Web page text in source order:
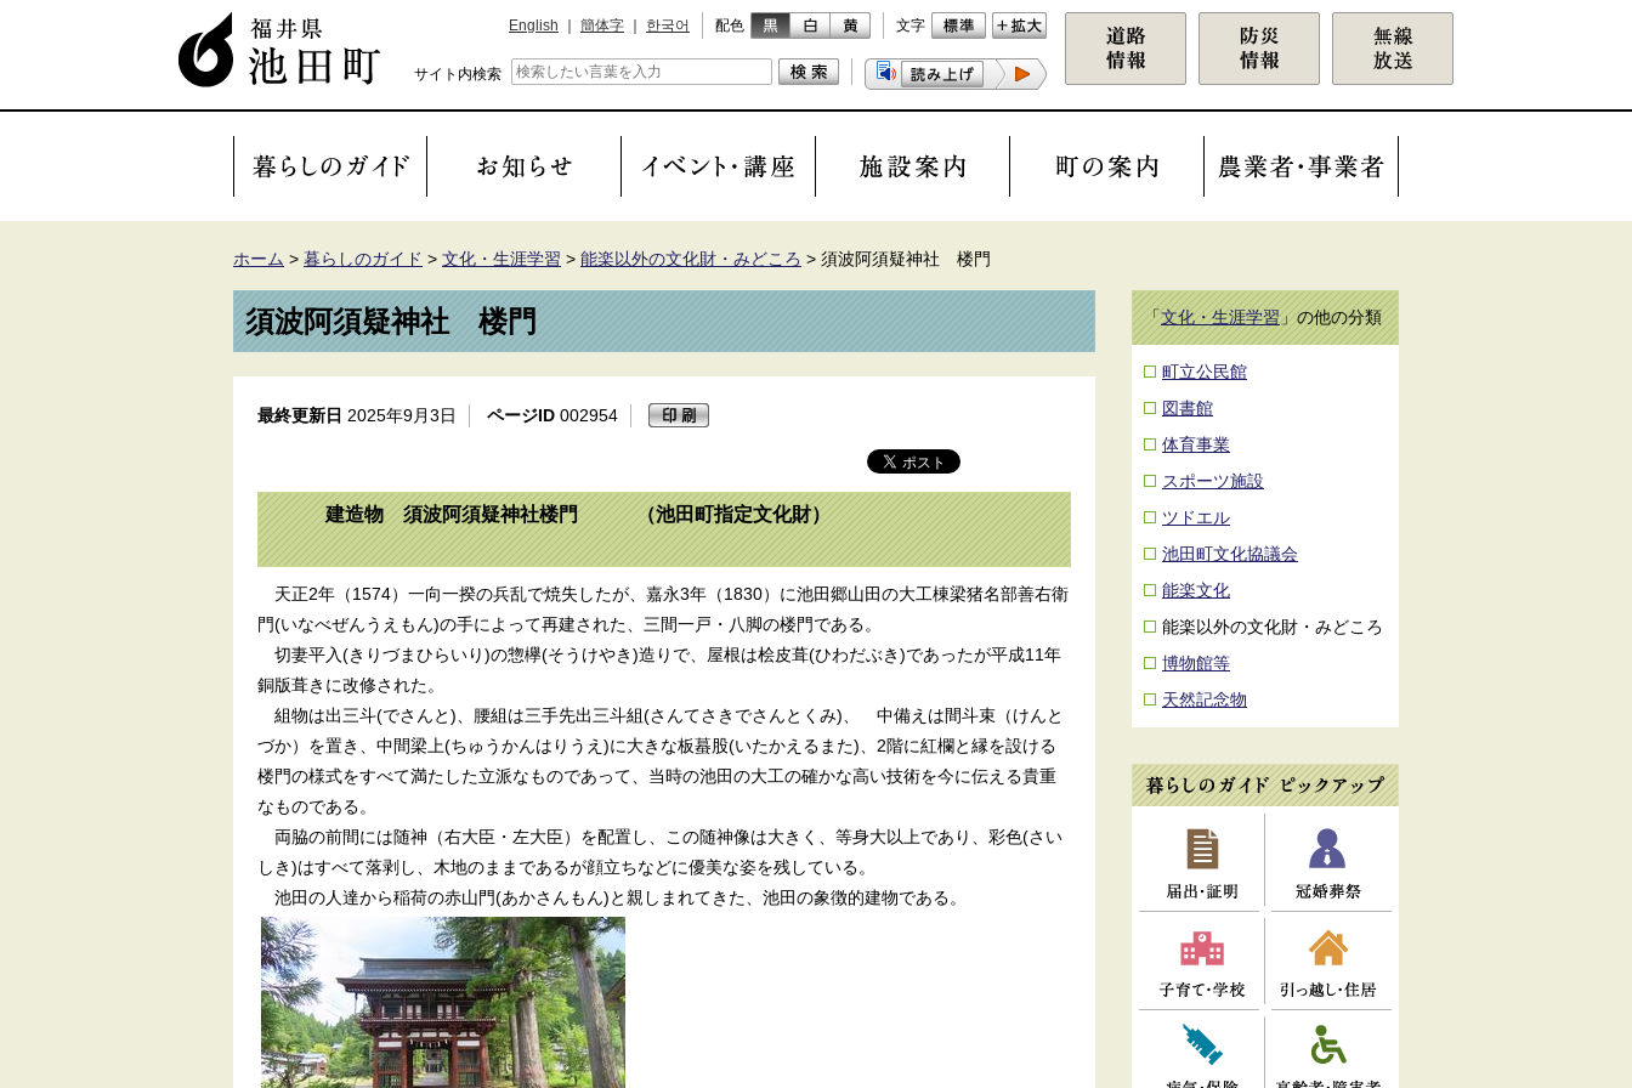
English 簡体字 한국어 配色 文字
サイト内検索
ホーム > 暮らしのガイド > 文化・生涯学習 > 能楽以外の文化財・みどころ > 須波阿須疑神社 楼門
須波阿須疑神社 楼門
最終更新日 2025年9月3日 ページID 002954
建造物 須波阿須疑神社楼門 （池田町指定文化財）
天正2年（1574）一向一揆の兵乱で焼失したが、嘉永3年（1830）に池田郷山田の大工棟梁猪名部善右衛
門(いなべぜんうえもん)の手によって再建された、三間一戸・八脚の楼門である。
切妻平入(きりづまひらいり)の惣欅(そうけやき)造りで、屋根は桧皮葺(ひわだぶき)であったが平成11年
銅版葺きに改修された。
組物は出三斗(でさんと)、腰組は三手先出三斗組(さんてさきでさんとくみ)、 中備えは間斗束（けんと
づか）を置き、中間梁上(ちゅうかんはりうえ)に大きな板蟇股(いたかえるまた)、2階に紅欄と縁を設ける
楼門の様式をすべて満たした立派なものであって、当時の池田の大工の確かな高い技術を今に伝える貴重
なものである。
両脇の前間には随神（右大臣・左大臣）を配置し、この随神像は大きく、等身大以上であり、彩色(さい
しき)はすべて落剥し、木地のままであるが顔立ちなどに優美な姿を残している。
池田の人達から稲荷の赤山門(あかさんもん)と親しまれてきた、池田の象徴的建物である。
「文化・生涯学習」の他の分類
町立公民館
図書館
体育事業
スポーツ施設
ツドエル
池田町文化協議会
能楽文化
能楽以外の文化財・みどころ
博物館等
天然記念物